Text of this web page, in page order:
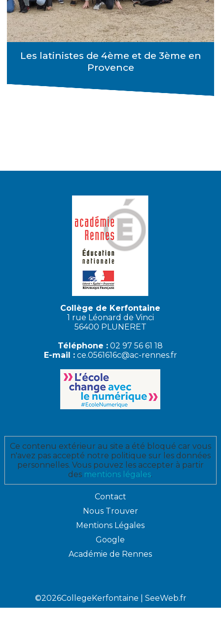
Les latinistes de 4ème et de 3ème en
Provence
Collège de Kerfontaine
1 rue Léonard de Vinci
56400 PLUNERET
Téléphone : 02 97 56 61 18
E-mail : ce.0561616c@ac-rennes.fr
Ce contenu extérieur au site a été bloqué car vous
n'avez pas accepté notre politique sur les données
personnelles. Vous pouvez les accepter à partir
des mentions légales.
Contact
Nous Trouver
Mentions Légales
Google
Académie de Rennes
©2026CollegeKerfontaine | SeeWeb.fr